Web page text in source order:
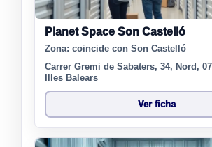
Planet Space Son Castelló
Zona: coincide con Son Castelló
Carrer Gremi de Sabaters, 34, Nord,
Illes Balears
Ver ficha